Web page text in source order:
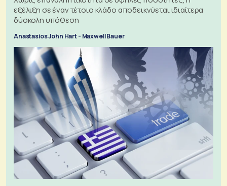
εξέλιξη σε έναν τέτοιο κλάδο αποδεικνύεται ιδιαίτερα
δύσκολη υπόθεση
Anastasios John Hart - Maxwell Bauer